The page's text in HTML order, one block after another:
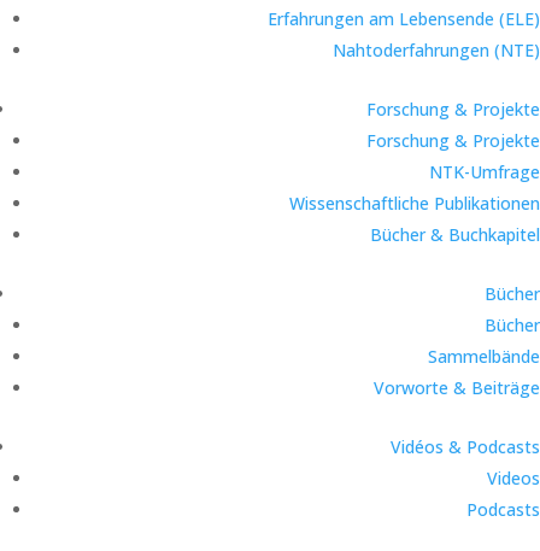
Erfahrungen am Lebensende (ELE)
Nahtoderfahrungen (NTE)
Forschung & Projekte
Forschung & Projekte
NTK-Umfrage
Wissenschaftliche Publikationen
Bücher & Buchkapitel
Bücher
Bücher
Sammelbände
Vorworte & Beiträge
Vidéos & Podcasts
Videos
Podcasts